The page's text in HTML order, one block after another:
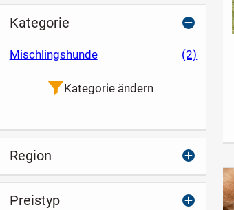
Kategorie
Mischlingshunde (2)
Kategorie ändern
Region
Preistyp